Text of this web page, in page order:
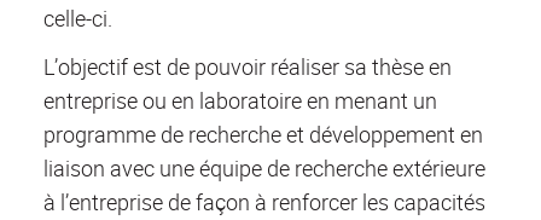
celle-ci.
L’objectif est de pouvoir réaliser sa thèse en
entreprise ou en laboratoire en menant un
programme de recherche et développement en
liaison avec une équipe de recherche extérieure
à l’entreprise de façon à renforcer les capacités